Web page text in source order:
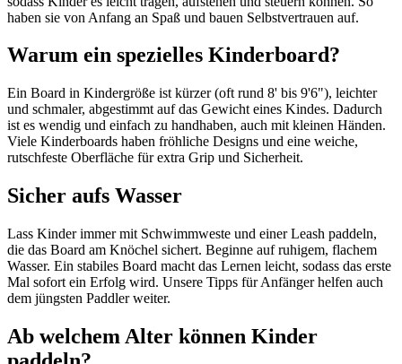
haben sie von Anfang an Spaß und bauen Selbstvertrauen auf.
Warum ein spezielles Kinderboard?
Ein Board in Kindergröße ist kürzer (oft rund 8' bis 9'6"), leichter
und schmaler, abgestimmt auf das Gewicht eines Kindes. Dadurch
ist es wendig und einfach zu handhaben, auch mit kleinen Händen.
Viele Kinderboards haben fröhliche Designs und eine weiche,
rutschfeste Oberfläche für extra Grip und Sicherheit.
Sicher aufs Wasser
Lass Kinder immer mit Schwimmweste und einer Leash paddeln,
die das Board am Knöchel sichert. Beginne auf ruhigem, flachem
Wasser. Ein stabiles Board macht das Lernen leicht, sodass das erste
Mal sofort ein Erfolg wird. Unsere Tipps für Anfänger helfen auch
dem jüngsten Paddler weiter.
Ab welchem Alter können Kinder